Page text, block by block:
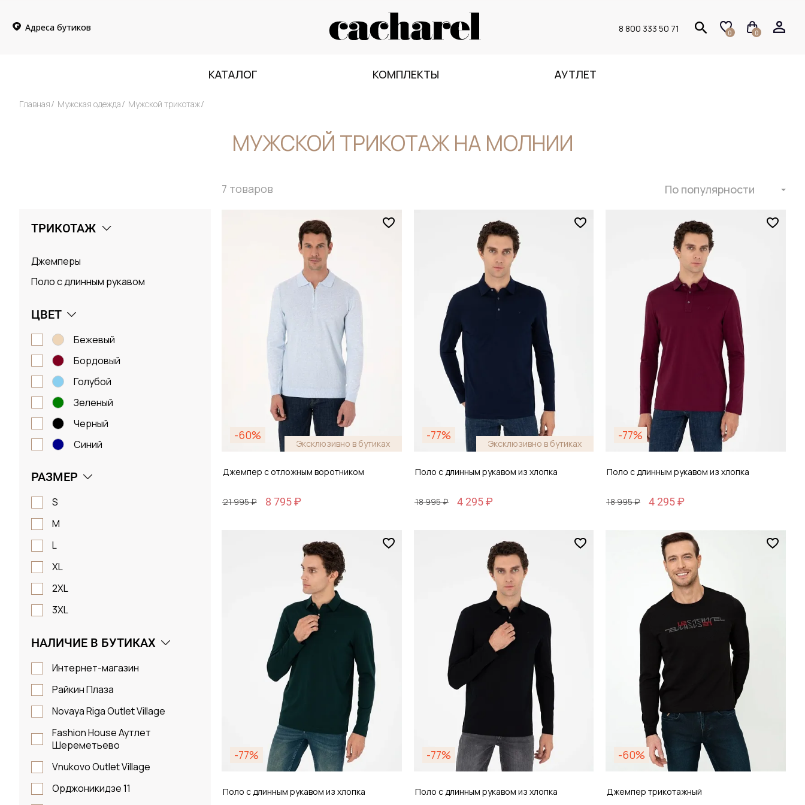
Адреса бутиков 8 800 333 50 71 0 0
КАТАЛОГ КОМПЛЕКТЫ АУТЛЕТ
Главная Мужская одежда Мужской трикотаж
МУЖСКОЙ ТРИКОТАЖ НА МОЛНИИ
ТРИКОТАЖ
Джемперы
Поло с длинным рукавом
ЦВЕТ
бежевый
бордовый
голубой
зеленый
черный
синий
РАЗМЕР
S
M
L
XL
2XL
3XL
НАЛИЧИЕ В БУТИКАХ
Интернет-магазин
Райкин Плаза
Novaya Riga Outlet Village
Fashion House Аутлет
Шереметьево
Vnukovo Outlet Village
Орджоникидзе 11
7 товаров По популярности
-60%
Эксклюзивно в бутиках
Джемпер с отложным воротником
21 995 ₽ 8 795 ₽
Добавить в корзину
-77%
Эксклюзивно в бутиках
Поло с длинным рукавом из хлопка
18 995 ₽ 4 295 ₽
Добавить в корзину
-77%
Поло с длинным рукавом из хлопка
18 995 ₽ 4 295 ₽
Добавить в корзину
-77%
Поло с длинным рукавом из хлопка
-77%
Поло с длинным рукавом из хлопка
-60%
Джемпер трикотажный